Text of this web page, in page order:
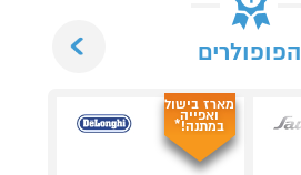
הפופולרים
מארז בישול
ואפייה
במתנה!*